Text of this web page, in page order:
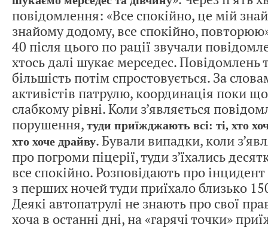
повідомлення: «Все спокійно, це мій
знайому додому, все спокійно,
40 після цього по рації звучали
хтось далі шукає мерседес. Повідомлень
більшість потім спростовується. За
активістів патрулю, координація поки
слабкому рівні. Коли з’являється
порушення, туди приїжджають всі: ті, хто
хто хоче драйву. Бували випадки, коли
про погроми піцерії, туди з’їхались
все спокійно. Розповідають про
з перших ночей туди приїхало близько
Деякі автопатрулі не знають про свої
хоча в останні дні, на «гарячі точки»